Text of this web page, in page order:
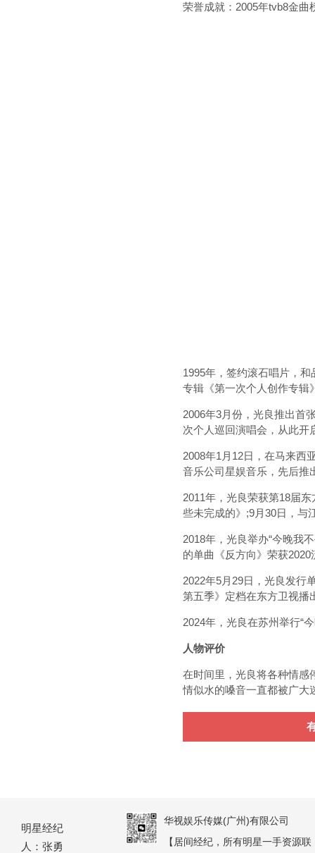
荣誉成就：2005年tvb8金曲
1995年，签约滚石唱片，
专辑《第一次个人创作专辑
2006年3月份，光良推出首
次个人巡回演唱会，从此开
2008年1月12日，在马来西
音乐公司星娱音乐，先后推
2011年，光良荣获第18届
些未完成的》;9月30日，与
2018年，光良举办“今晚我
的单曲《反方向》荣获
2022年5月29日，光良发行
第五季》定档在东方卫视播
2024年，光良在苏州举行“
人物评价
在时间里，光良将各种情感
情似水的嗓音一直都被广大
明星经纪
人：张勇
华视娱乐传媒(广州)有限公司
【居间经纪，所有明星一手资源联